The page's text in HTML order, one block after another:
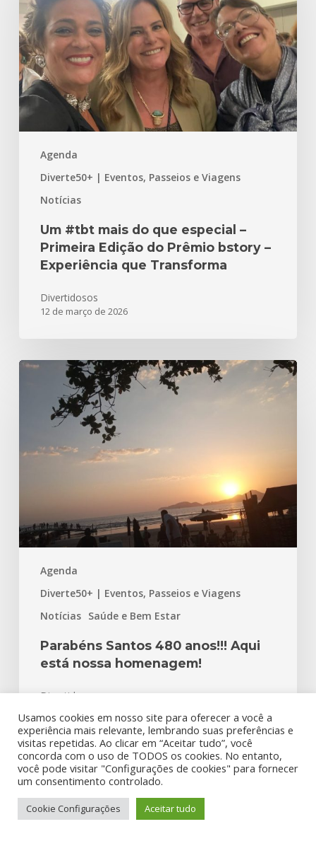
Agenda
Diverte50+ | Eventos, Passeios e Viagens
Notícias
do
que
especial
–
Primeira
Edição
do
bstory
Transforma
Um #tbt mais do que especial –
Primeira Edição do Prêmio bstory –
Experiência que Transforma
Divertidosos
12 de março de 2026
Agenda
Diverte50+ | Eventos, Passeios e Viagens
Notícias Saúde e Bem Estar
Parabéns
Parabéns Santos 480 anos!!! Aqui
está nossa homenagem!
Divertidosos
Meu
Inesquecível
Incrível
Usamos cookies em nosso site para oferecer a você a
experiência mais relevante, lembrando suas preferências e
visitas repetidas. Ao clicar em “Aceitar tudo”, você
concorda com o uso de TODOS os cookies. No entanto,
você pode visitar "Configurações de cookies" para fornecer
um consentimento controlado.
Cookie Configurações Aceitar tudo